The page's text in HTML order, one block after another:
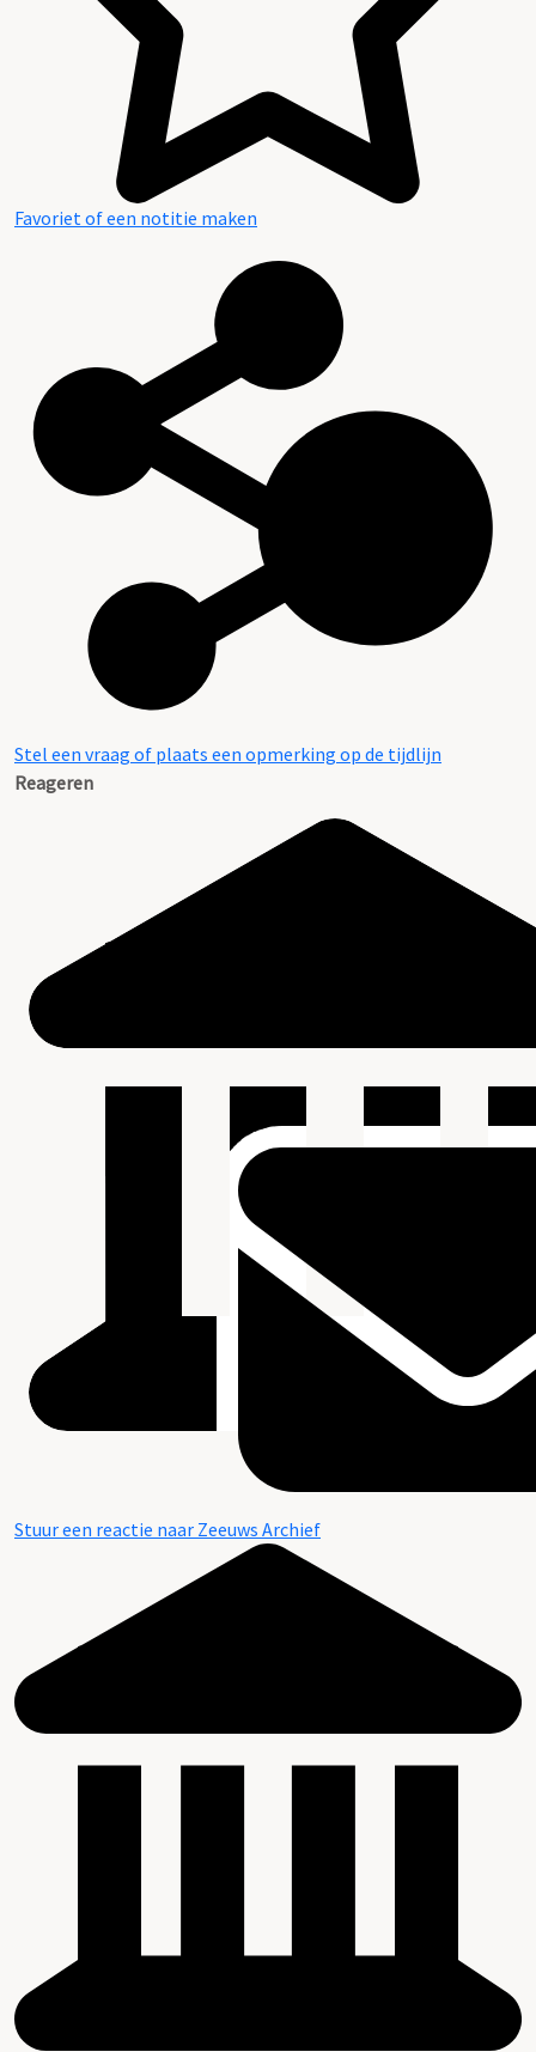
Favoriet of een notitie maken
Stel een vraag of plaats een opmerking op de tijdlijn
Reageren
Stuur een reactie naar Zeeuws Archief